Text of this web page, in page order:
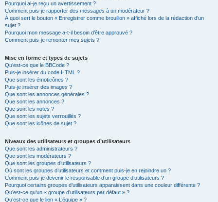
Pourquoi ai-je reçu un avertissement ?
Comment puis-je rapporter des messages à un modérateur ?
À quoi sert le bouton « Enregistrer comme brouillon » affiché lors de la rédaction d’un
sujet ?
Pourquoi mon message a-t-il besoin d’être approuvé ?
Comment puis-je remonter mes sujets ?
Mise en forme et types de sujets
Qu’est-ce que le BBCode ?
Puis-je insérer du code HTML ?
Que sont les émoticônes ?
Puis-je insérer des images ?
Que sont les annonces générales ?
Que sont les annonces ?
Que sont les notes ?
Que sont les sujets verrouillés ?
Que sont les icônes de sujet ?
Niveaux des utilisateurs et groupes d’utilisateurs
Que sont les administrateurs ?
Que sont les modérateurs ?
Que sont les groupes d’utilisateurs ?
Où sont les groupes d’utilisateurs et comment puis-je en rejoindre un ?
Comment puis-je devenir le responsable d’un groupe d’utilisateurs ?
Pourquoi certains groupes d’utilisateurs apparaissent dans une couleur différente ?
Qu’est-ce qu’un « groupe d’utilisateurs par défaut » ?
Qu’est-ce que le lien « L’équipe » ?